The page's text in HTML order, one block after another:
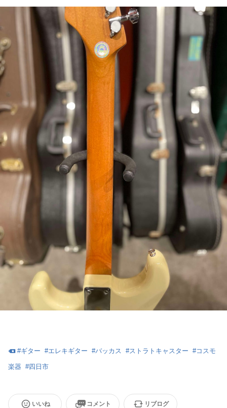
#ギター #エレキギター #バッカス #ストラトキャスター #コスモ
楽器 #四日市
いいね コメント リブログ